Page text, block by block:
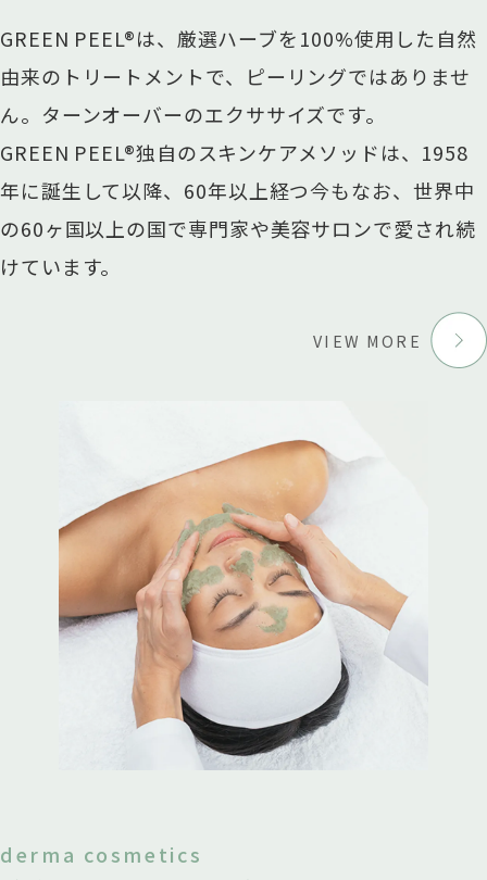
GREEN PEEL®は、厳選ハーブを100%使用した自然
由来のトリートメントで、ピーリングではありませ
ん。ターンオーバーのエクササイズです。
GREEN PEEL®独自のスキンケアメソッドは、1958
年に誕生して以降、60年以上経つ今もなお、世界中
の60ヶ国以上の国で専門家や美容サロンで愛され続
けています。
VIEW MORE
derma cosmetics